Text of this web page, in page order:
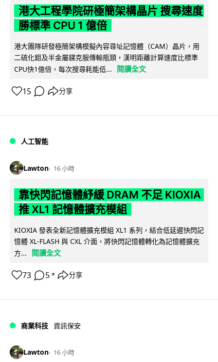
港大工程學院研極簡架構晶片 搜尋速度
勝標準 CPU 1 億倍
港大團隊研發極簡架構模擬內容尋址記憶體（CAM）晶片，用
二硫化鉬及半金屬銻克服傳輸瓶頸，漢明距離計算速度比標準
CPU快1億倍，每次搜尋耗能低...
閱讀全文
15 分享
人工智能
Lawton 16 小時
靠快閃記憶體紓緩 DRAM 不足 KIOXIA
推 XL1 記憶體擴充模組
KIOXIA 發表全新記憶體擴充模組 XL1 系列，結合低延遲快閃記
憶體 XL-FLASH 與 CXL 介面，將快閃記憶體轉化為記憶體擴充
方...
閱讀全文
73 5 ↗ 分享
商業科技 資訊保安
Lawton 16 小時